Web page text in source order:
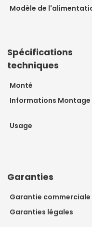
Modèle de
Spécifications
techniques
Monté
Informations Montage
Usage
Garanties
Garantie commerciale
Garanties légales